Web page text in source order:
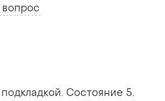
вопрос
Состояние 5.